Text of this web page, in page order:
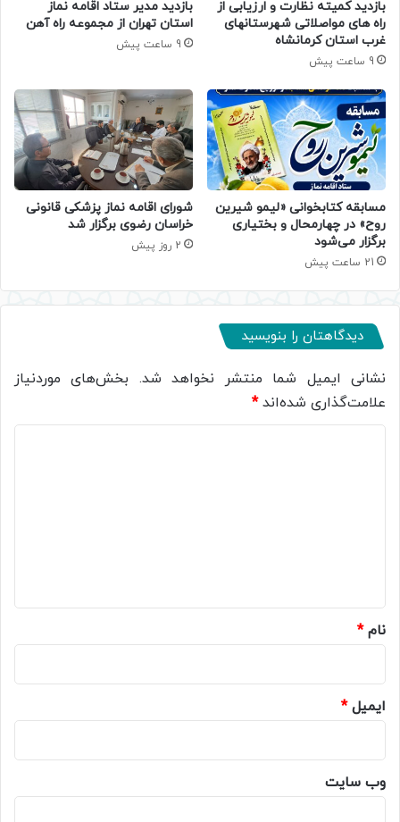
بازدید کمیته نظارت و ارزیابی از
راه های مواصلاتی شهرستانهای
غرب استان کرمانشاه
9 ساعت پیش
بازدید مدیر ستاد اقامه نماز
استان تهران از مجموعه راه آهن
9 ساعت پیش
مسابقه کتابخوانی «لیمو شیرین
روح» در چهارمحال و بختیاری
برگزار می‌شود
21 ساعت پیش
شورای اقامه نماز پزشکی قانونی
خراسان رضوی برگزار شد
2 روز پیش
دیدگاهتان را بنویسید
نشانی ایمیل شما منتشر نخواهد شد. بخش‌های موردنیاز
علامت‌گذاری شده‌اند*
نام*
ایمیل*
وب‌ سایت